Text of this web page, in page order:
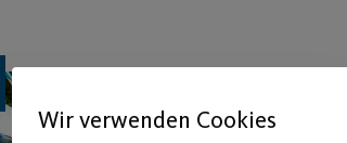
Wir verwenden Cookies